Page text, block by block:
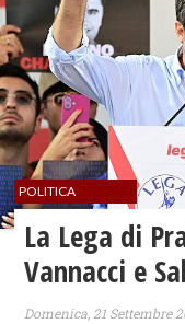
POLITICA
La Lega di
Vannacci e
Domenica, 21 Settembre